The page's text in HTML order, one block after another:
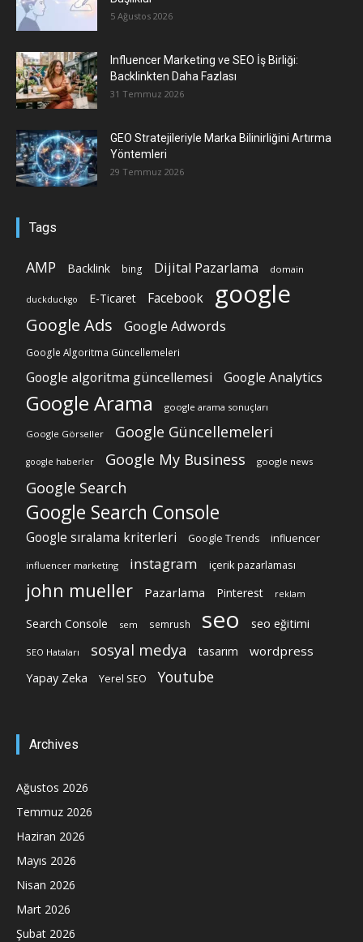
5 Ağustos 2026
Influencer Marketing ve SEO İş Birliği:
Backlinkten Daha Fazlası
31 Temmuz 2026
GEO Stratejileriyle Marka Bilinirliğini Artırma
Yöntemleri
29 Temmuz 2026
Tags
AMP Backlink bing Dijital Pazarlama domain
duckduckgo E-Ticaret Facebook google
Google Ads Google Adwords
Google Algoritma Güncellemeleri
Google algoritma güncellemesi Google Analytics
Google Arama google arama sonuçları
Google Görseller Google Güncellemeleri
google haberler Google My Business google news
Google Search
Google Search Console
Google sıralama kriterleri Google Trends influencer
influencer marketing instagram içerik pazarlaması
john mueller Pazarlama Pinterest reklam
Search Console sem semrush seo seo eğitimi
SEO Hataları sosyal medya tasarım wordpress
Yapay Zeka Yerel SEO Youtube
Archives
Ağustos 2026
Temmuz 2026
Haziran 2026
Mayıs 2026
Nisan 2026
Mart 2026
Şubat 2026